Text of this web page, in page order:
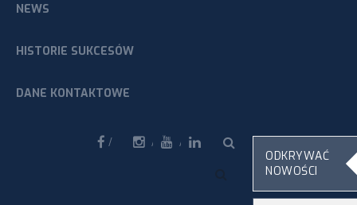
ODKRYWAĆ
NOWOŚCI
NEWS
HISTORIE SUKCESÓW
DANE KONTAKTOWE
Facebook